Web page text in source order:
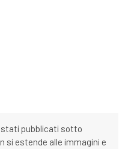
stati pubblicati sotto
si estende alle immagini e